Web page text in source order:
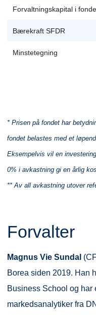
Forvaltningskapital i
Bærekraft SFDR
Minstetegning
* Prisen på fondet har
fondet belastes med et
Eksempelvis vil en
0% i avkastning gi en årlig
** Av all avkastning utover
Forvalter
Magnus Vie Sundal
Borea siden 2019. Han
Business School og har
markedsanalytiker fra